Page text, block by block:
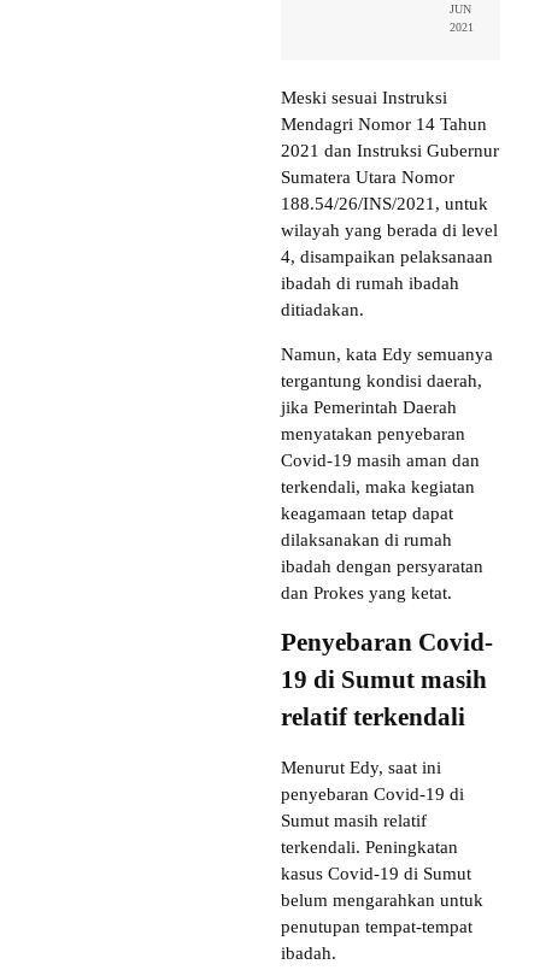
JUN
2021
Meski sesuai Instruksi
Mendagri Nomor 14 Tahun
2021 dan Instruksi Gubernur
Sumatera Utara Nomor
188.54/26/INS/2021, untuk
wilayah yang berada di level
4, disampaikan pelaksanaan
ibadah di rumah ibadah
ditiadakan.
Namun, kata Edy semuanya
tergantung kondisi daerah,
jika Pemerintah Daerah
menyatakan penyebaran
Covid-19 masih aman dan
terkendali, maka kegiatan
keagamaan tetap dapat
dilaksanakan di rumah
ibadah dengan persyaratan
dan Prokes yang ketat.
Penyebaran Covid-
19 di Sumut masih
relatif terkendali
Menurut Edy, saat ini
penyebaran Covid-19 di
Sumut masih relatif
terkendali. Peningkatan
kasus Covid-19 di Sumut
belum mengarahkan untuk
penutupan tempat-tempat
ibadah.